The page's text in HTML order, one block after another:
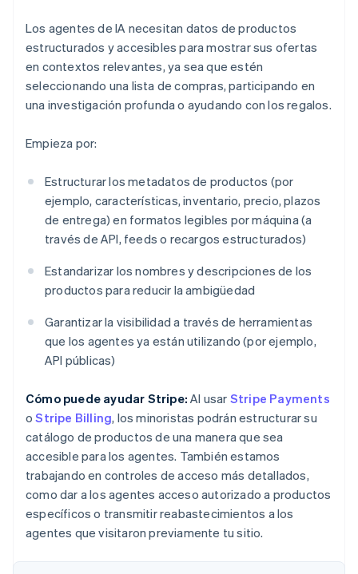
Los agentes de IA necesitan datos de productos
estructurados y accesibles para mostrar sus ofertas
en contextos relevantes, ya sea que estén
seleccionando una lista de compras, participando en
una investigación profunda o ayudando con los regalos.
Empieza por:
Estructurar los metadatos de productos (por
ejemplo, características, inventario, precio, plazos
de entrega) en formatos legibles por máquina (a
través de API, feeds o recargos estructurados)
Estandarizar los nombres y descripciones de los
productos para reducir la ambigüedad
Garantizar la visibilidad a través de herramientas
que los agentes ya están utilizando (por ejemplo,
API públicas)
Cómo puede ayudar Stripe: Al usar Stripe Payments
oStripe Billing, los minoristas podrán estructurar su
catálogo de productos de una manera que sea
accesible para los agentes. También estamos
trabajando en controles de acceso más detallados,
como dar a los agentes acceso autorizado a productos
específicos o transmitir reabastecimientos a los
agentes que visitaron previamente tu sitio.